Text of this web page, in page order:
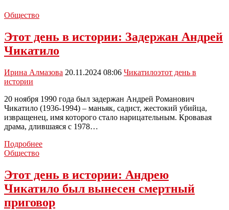
Общество
Этот день в истории: Задержан Андрей
Чикатило
Ирина Алмазова 20.11.2024 08:06 Чикатилоэтот день в
истории
20 ноября 1990 года был задержан Андрей Романович
Чикатило (1936-1994) – маньяк, садист, жестокий убийца,
извращенец, имя которого стало нарицательным. Кровавая
драма, длившаяся с 1978…
ПодробнееЭтот
Задержан
Андрей
Общество
Этот день в истории: Андрею
Чикатило был вынесен смертный
приговор